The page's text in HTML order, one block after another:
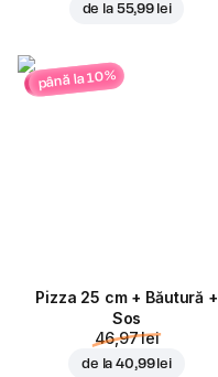
de la 55,99 lei
până la 10%
Pizza 25 cm + Băutură +
Sos
46,97 lei
de la40,99 lei